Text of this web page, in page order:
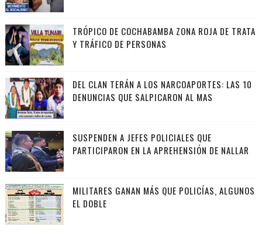
TRÓPICO DE COCHABAMBA ZONA ROJA DE TRATA
Y TRÁFICO DE PERSONAS
DEL CLAN TERÁN A LOS NARCOAPORTES: LAS 10
DENUNCIAS QUE SALPICARON AL MAS
SUSPENDEN A JEFES POLICIALES QUE
PARTICIPARON EN LA APREHENSIÓN DE NALLAR
MILITARES GANAN MÁS QUE POLICÍAS, ALGUNOS
EL DOBLE